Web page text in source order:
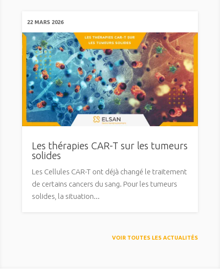
22 MARS 2026
Les thérapies CAR-T sur les tumeurs
solides
Les Cellules CAR-T ont déjà changé le traitement
de certains cancers du sang. Pour les tumeurs
solides, la situation...
VOIR TOUTES LES ACTUALITÉS